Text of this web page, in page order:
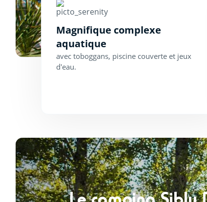
Magnifique complexe
aquatique
avec toboggans, piscine couverte et jeux
d'eau.